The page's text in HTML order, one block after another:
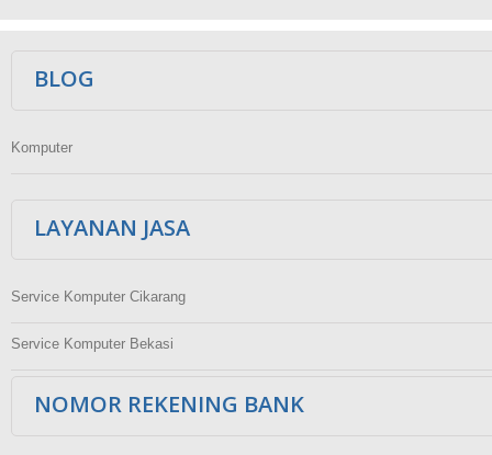
BLOG
Komputer
LAYANAN JASA
Service Komputer Cikarang
Service Komputer Bekasi
NOMOR REKENING BANK